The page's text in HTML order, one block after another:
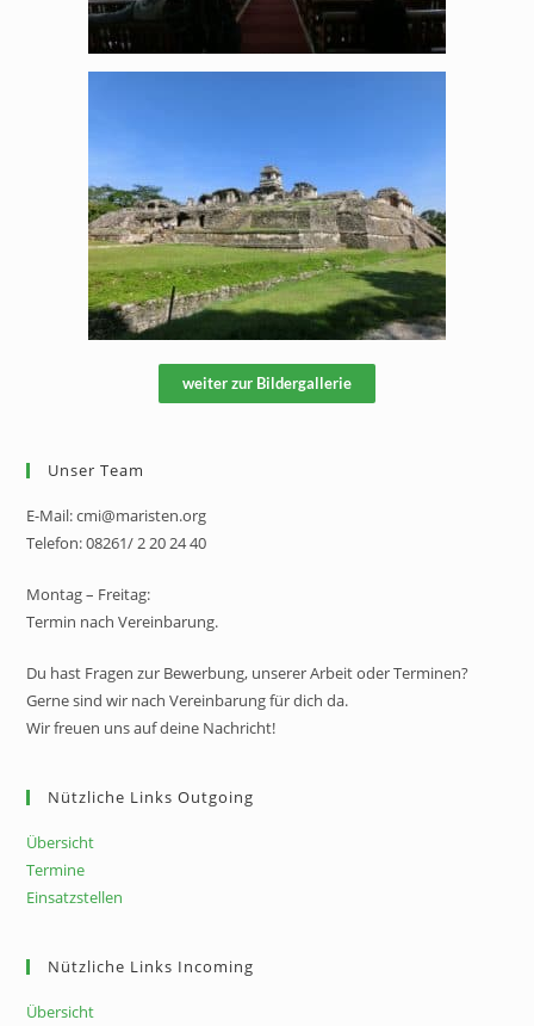
weiter zur Bildergallerie
Unser Team
E-Mail: cmi@maristen.org
Telefon: 08261/ 2 20 24 40
Montag – Freitag:
Termin nach Vereinbarung.
Du hast Fragen zur Bewerbung, unserer Arbeit oder Terminen?
Gerne sind wir nach Vereinbarung für dich da.
Wir freuen uns auf deine Nachricht!
Nützliche Links Outgoing
Übersicht
Termine
Einsatzstellen
Nützliche Links Incoming
Übersicht